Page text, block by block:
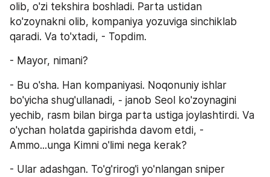
olib, o'zi tekshira boshladi. Parta ustidan
ko'zoynakni olib, kompaniya yozuviga sinchiklab
qaradi. Va to'xtadi, - Topdim.
- Mayor, nimani?
- Bu o'sha. Han kompaniyasi. Noqonuniy ishlar
bo'yicha shug'ullanadi, - janob Seol ko'zoynagini
yechib, rasm bilan birga parta ustiga joylashtirdi. Va
o'ychan holatda gapirishda davom etdi, -
Ammo...unga Kimni o'limi nega kerak?
- Ular adashgan. To'g'rirog'i yo'nlangan sniper